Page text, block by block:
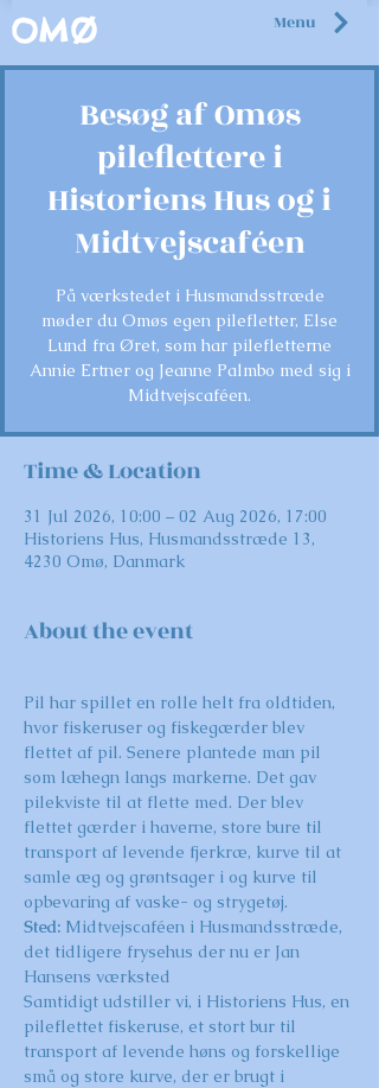
Menu
OMØ
Besøg af Omøs
pileflettere i
Historiens Hus og i
Midtvejscaféen
På værkstedet i Husmandsstræde
møder du Omøs egen pilefletter, Else
Lund fra Øret, som har pilefletterne
Annie Ertner og Jeanne Palmbo med sig i
Midtvejscaféen.
Time & Location
31 Jul 2026, 10:00 – 02 Aug 2026, 17:00
Historiens Hus, Husmandsstræde 13,
4230 Omø, Danmark
About the event
Pil har spillet en rolle helt fra oldtiden,
hvor fiskeruser og fiskegærder blev
flettet af pil. Senere plantede man pil
som læhegn langs markerne. Det gav
pilekviste til at flette med. Der blev
flettet gærder i haverne, store bure til
transport af levende fjerkræ, kurve til at
samle æg og grøntsager i og kurve til
opbevaring af vaske- og strygetøj.
Sted: Midtvejscaféen i Husmandsstræde,
det tidligere frysehus der nu er Jan
Hansens værksted
Samtidigt udstiller vi, i Historiens Hus, en
pileflettet fiskeruse, et stort bur til
transport af levende høns og forskellige
små og store kurve, der er brugt i